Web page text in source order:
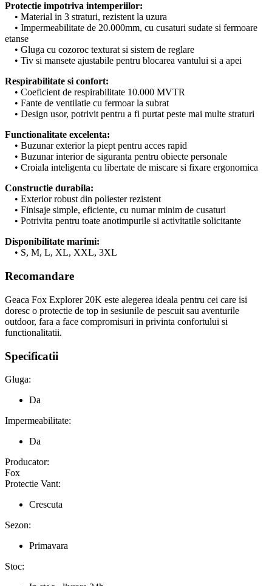
Protectie impotriva intemperiilor:
• Material in 3 straturi, rezistent la uzura
• Impermeabilitate de 20.000mm, cu cusaturi sudate si fermoare
etanse
• Gluga cu cozoroc texturat si sistem de reglare
• Tiv si mansete ajustabile pentru blocarea vantului si a apei
Respirabilitate si confort:
• Coeficient de respirabilitate 10.000 MVTR
• Fante de ventilatie cu fermoar la subrat
• Design usor, potrivit pentru a fi purtat peste mai multe straturi
Functionalitate excelenta:
• Buzunar exterior la piept pentru acces rapid
• Buzunar interior de siguranta pentru obiecte personale
• Croiala inteligenta cu libertate de miscare si fixare ergonomica
Constructie durabila:
• Exterior robust din poliester rezistent
• Finisaje simple, eficiente, cu numar minim de cusaturi
• Potrivita pentru toate anotimpurile si activitatile solicitante
Disponibilitate marimi:
• S, M, L, XL, XXL, 3XL
Recomandare
Geaca Fox Explorer 20K este alegerea ideala pentru cei care isi
doresc o protectie de top in sesiunile de pescuit sau aventurile
outdoor, fara a face compromisuri in privinta confortului si
functionalitatii.
Specificatii
Gluga:
Da
Impermeabilitate:
Da
Producator:
Fox
Protectie Vant:
Crescuta
Sezon:
Primavara
Stoc: